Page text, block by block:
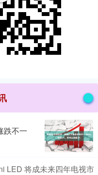
跌不一
LED 将成未来四年电视市